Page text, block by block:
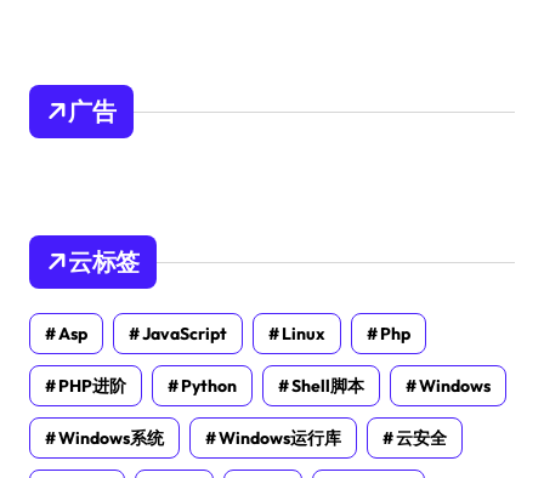
广告
云标签
Asp JavaScript Linux Php
PHP进阶 Python Shell脚本 Windows
Windows系统 Windows运行库 云安全